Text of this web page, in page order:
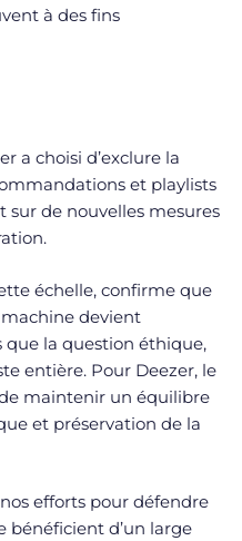
à des fins
a choisi d’exclure la
et playlists
de nouvelles mesures
échelle, confirme que
devient
que la question éthique,
entière. Pour Deezer, le
maintenir un équilibre
et préservation de la
nos efforts pour défendre
bénéficient d’un large